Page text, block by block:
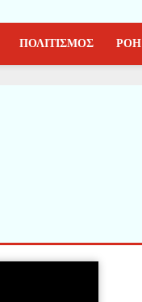
ΠΟΛΙΤΙΣΜΟΣ ΡΟΗ